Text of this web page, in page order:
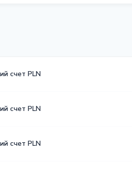
счет PLN
счет PLN
счет PLN